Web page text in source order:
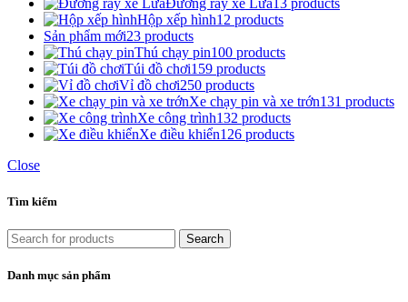
Đường ray xe Lửa13 products
Hộp xếp hình12 products
Sản phẩm mới23 products
Thú chạy pin100 products
Túi đồ chơi159 products
Vỉ đồ chơi250 products
Xe chạy pin và xe trớn131 products
Xe công trình132 products
Xe điều khiển126 products
Close
Tìm kiếm
Search
Danh mục sản phẩm